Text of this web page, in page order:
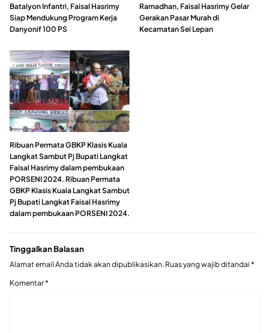
Batalyon Infantri, Faisal Hasrimy
Siap Mendukung Program Kerja
Danyonif 100 PS
Ramadhan, Faisal Hasrimy Gelar
Gerakan Pasar Murah di
Kecamatan Sei Lepan
Ribuan Permata GBKP Klasis Kuala
Langkat Sambut Pj Bupati Langkat
Faisal Hasrimy dalam pembukaan
PORSENI 2024. Ribuan Permata
GBKP Klasis Kuala Langkat Sambut
Pj Bupati Langkat Faisal Hasrimy
dalam pembukaan PORSENI 2024.
Tinggalkan Balasan
Alamat email Anda tidak akan dipublikasikan. Ruas yang wajib ditandai *
Komentar*